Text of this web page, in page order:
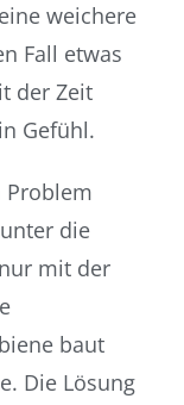
weichere
Fall etwas
der Zeit
Gefühl.
Problem
die
mit der
baut
Die Lösung